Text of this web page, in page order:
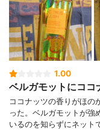
1.00
ベルガモットにココ
ココナッツの香りがほの
った。ベルガモットが強
いるのを知らずにネット